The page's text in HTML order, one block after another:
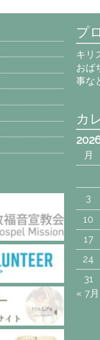
プ
キリ
おば
事な
カ
月
3
10
17
24
31
« 7月